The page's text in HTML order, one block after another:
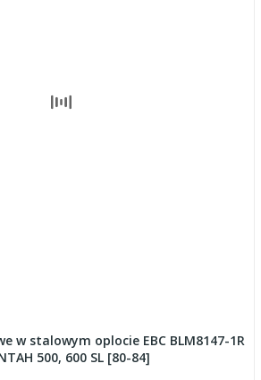
w stalowym oplocie EBC BLM8147-1R
500, 600 SL [80-84]